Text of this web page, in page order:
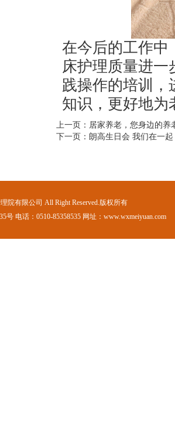
在今后的工作中
床护理质量进一
践操作的培训，
知识，更好地为
上一页：居家养老，您身边的养
下一页：朗高生日会 我们在一起
院有限公司 All Right Reserved.版权所有
号 电话：0510-85358535 网址：www.wxmeiyuan.com